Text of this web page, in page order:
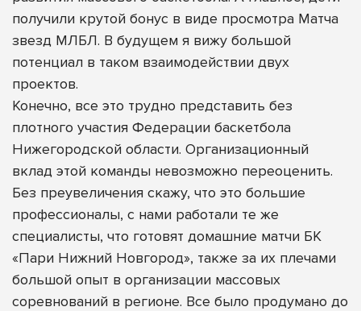
получили крутой бонус в виде просмотра Матча
звезд МЛБЛ. В будущем я вижу большой
потенциал в таком взаимодействии двух
проектов.
Конечно, все это трудно представить без
плотного участия Федерации баскетбола
Нижегородской области. Организационный
вклад этой команды невозможно переоценить.
Без преувеличения скажу, что это большие
профессионалы, с нами работали те же
специалисты, что готовят домашние матчи БК
«Пари Нижний Новгород», также за их плечами
большой опыт в организации массовых
соревнований в регионе. Все было продумано до